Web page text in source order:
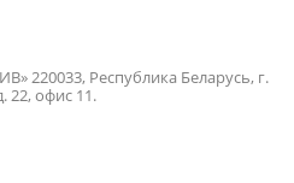
220033, Республика Беларусь, г.
22, офис 11.